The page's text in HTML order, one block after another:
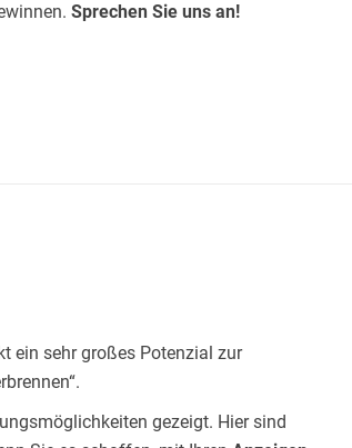
Sprechen Sie uns an!
ein sehr großes Potenzial zur
gezeigt. Hier sind